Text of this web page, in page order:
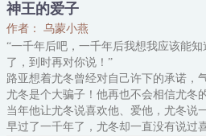
神王的爱子
作者： 乌蒙小燕
“一千年后吧，一千年后我想我应该能
了，到时再对你说！”
路亚想着尤冬曾经对自己许下的承诺，
尤冬是个大骗子！他再也不会相信尤冬
当年他让尤冬说喜欢他、爱他，尤冬说
早过了一千年了，尤冬却一直没有说过